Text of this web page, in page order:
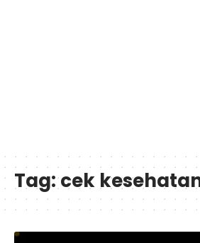
Tag:cek